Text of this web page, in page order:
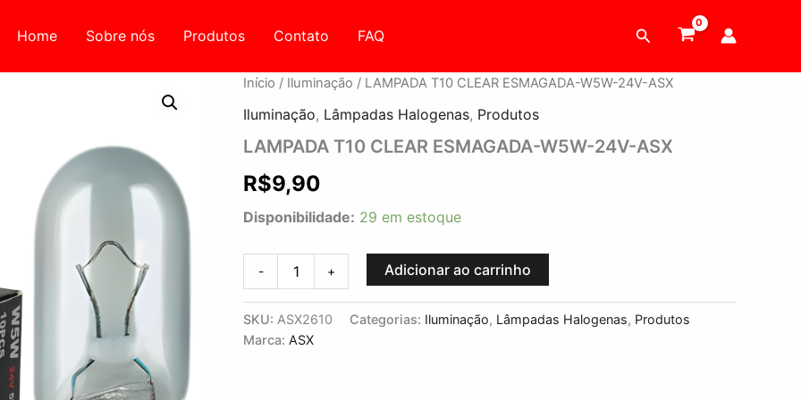
Home Sobre nós Produtos Contato FAQ Pesquisar
Início / Iluminação / LAMPADA T10 CLEAR ESMAGADA-W5W-24V-ASX
Iluminação, Lâmpadas Halogenas, Produtos
LAMPADA T10 CLEAR ESMAGADA-W5W-24V-ASX
R$9,90
Disponibilidade: 29 em estoque
-
LAMPADA
CLEAR
W5W-
ASX
+ Adicionar ao carrinho
SKU: ASX2610 Categorias: Iluminação, Lâmpadas Halogenas, Produtos
Marca: ASX